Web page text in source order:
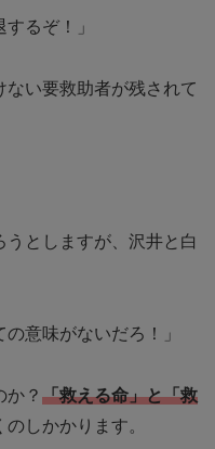
るぞ！」
ない要救助者が残されて
としますが、沢井と白
意味がないだろ！」
か？ 「救える命」と「救
しかかります。